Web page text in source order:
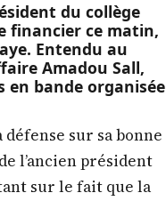
du collège
financier ce matin,
Entendu au
Amadou Sall,
en bande organisée
défense sur sa bonne
l’ancien président
sur le fait que la